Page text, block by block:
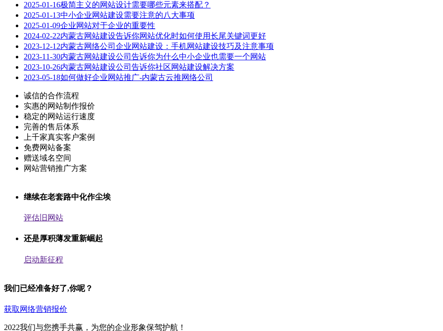
2025-01-16极简主义的网站设计需要哪些元素来搭配？
2025-01-13中小企业网站建设需要注意的八大事项
2025-01-09企业网站对于企业的重要性
2024-02-22内蒙古网站建设告诉你网站优化时如何使用长尾关键词更好
2023-12-12内蒙古网络公司企业网站建设：手机网站建设技巧及注意事项
2023-11-30内蒙古网站建设公司告诉你为什么中小企业也需要一个网站
2023-10-26内蒙古网站建设公司告诉你社区网站建设解决方案
2023-05-18如何做好企业网站推广-内蒙古云推网络公司
诚信的合作流程
实惠的网站制作报价
稳定的网站运行速度
完善的售后体系
上千家真实客户案例
免费网站备案
赠送域名空间
网站营销推广方案
继续在老套路中化作尘埃
评估旧网站
还是厚积薄发重新崛起
启动新征程
我们已经准备好了,你呢？
获取网络营销报价
2022我们与您携手共赢，为您的企业形象保驾护航！